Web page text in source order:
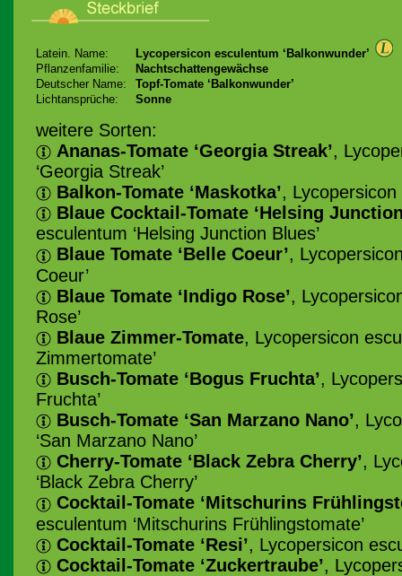
Latein. Name:
Lycopersicon esculentum ‘Balkonwunder’
Pflanzenfamilie:
Nachtschattengewächse
Deutscher Name:
Topf-Tomate ‘Balkonwunder’
Lichtansprüche:
Sonne
weitere Sorten:
Ananas-Tomate ‘Georgia Streak’,
‘Georgia Streak’
Balkon-Tomate ‘Maskotka’, Lycopersicon
Blaue Cocktail-Tomate ‘Helsing
esculentum ‘Helsing Junction Blues’
Blaue Tomate ‘Belle Coeur’,
Coeur’
Blaue Tomate ‘Indigo Rose’,
Rose’
Blaue Zimmer-Tomate, Lycopersicon
Zimmertomate’
Busch-Tomate ‘Bogus Fruchta’,
Fruchta’
Busch-Tomate ‘San Marzano Nano’,
‘San Marzano Nano’
Cherry-Tomate ‘Black Zebra Cherry’,
‘Black Zebra Cherry’
Cocktail-Tomate ‘Mitschurins
esculentum ‘Mitschurins Frühlingstomate’
Cocktail-Tomate ‘Resi’, Lycopersicon
Cocktail-Tomate ‘Zuckertraube’,